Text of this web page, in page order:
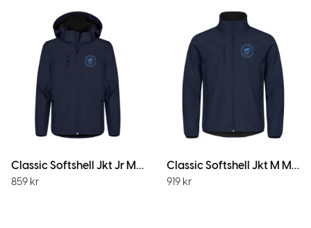
Classic Softshell Jkt Jr Mörk Marin
859 kr
Classic Softshell Jkt M M.Marin
919 kr